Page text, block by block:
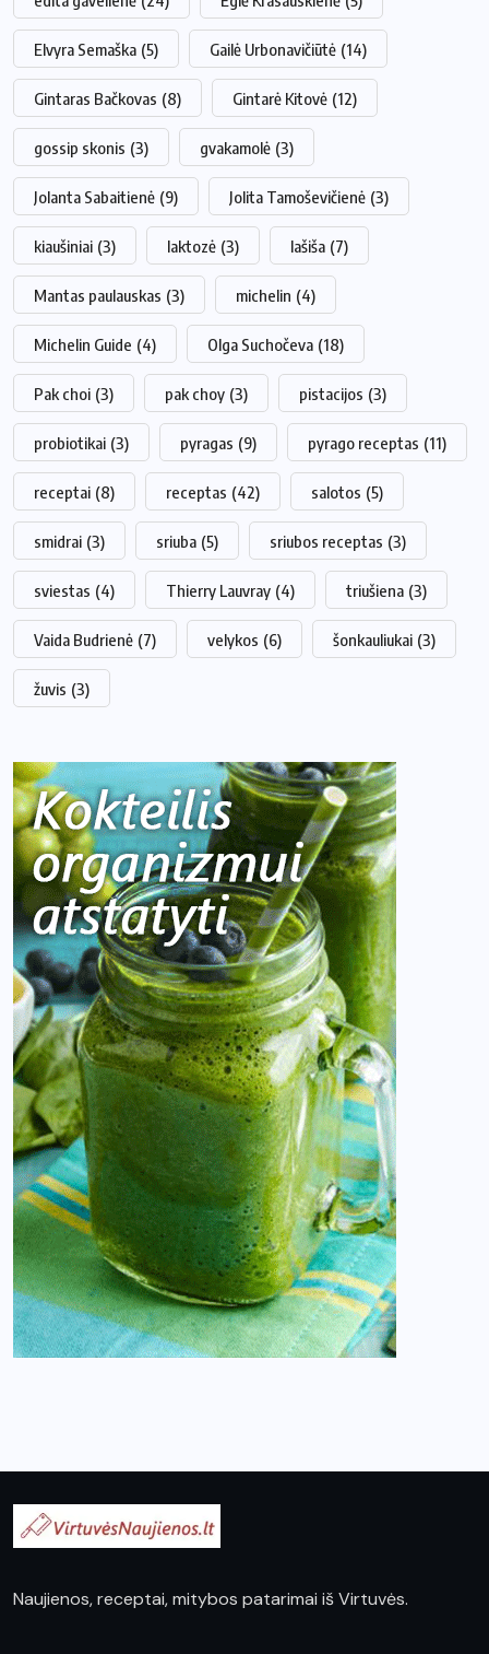
Elvyra Semaška (5) Gailė Urbonavičiūtė (14)
Gintaras Bačkovas (8) Gintarė Kitovė (12)
gossip skonis (3) gvakamolė (3)
Jolanta Sabaitienė (9) Jolita Tamoševičienė (3)
kiaušiniai (3) laktozė (3) lašiša (7)
Mantas paulauskas (3) michelin (4)
Michelin Guide (4) Olga Suchočeva (18)
Pak choi (3) pak choy (3) pistacijos (3)
probiotikai (3) pyragas (9) pyrago receptas (11)
receptai (8) receptas (42) salotos (5)
smidrai (3) sriuba (5) sriubos receptas (3)
sviestas (4) Thierry Lauvray (4) triušiena (3)
Vaida Budrienė (7) velykos (6) šonkauliukai (3)
žuvis (3)
Naujienos, receptai, mitybos patarimai iš Virtuvės.